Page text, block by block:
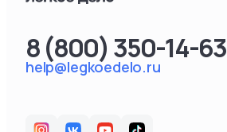
help@legkoedelo.ru
8 (800) 350-14-63